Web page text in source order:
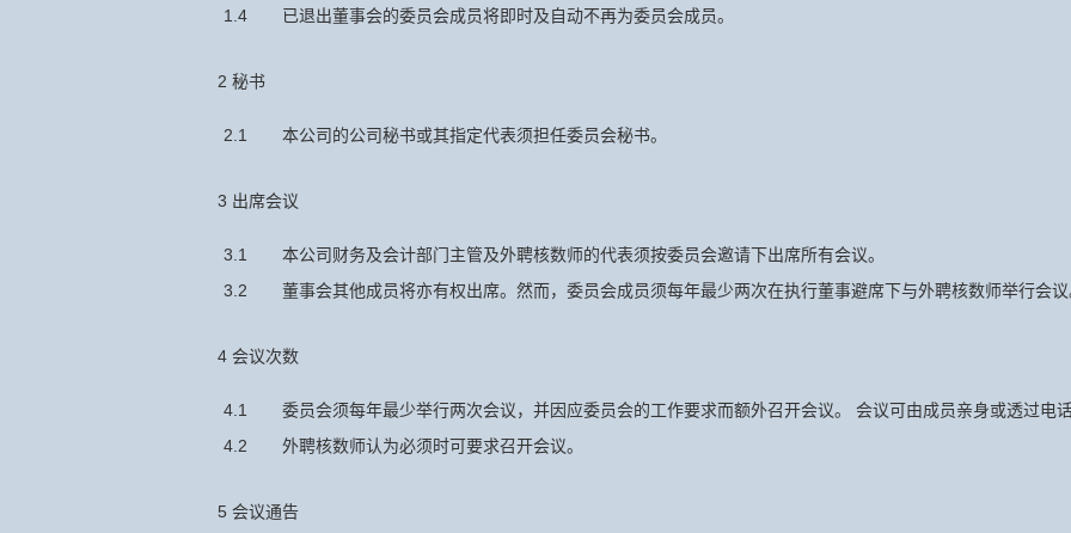
1.4
已退出董事会的委员会成员将即时及自动不再为委员会成员。
2 秘书
2.1 本公司的公司秘书或其指定代表须担任委员会秘书。
3 出席会议
3.1
本公司财务及会计部门主管及外聘核数师的代表须按委员会邀请下出席所有会议。
3.2
董事会其他成员将亦有权出席。然而，委员会成员须每年最少两次在执行董事避席下与外聘核数师举行会议
4 会议次数
4.1
委员会须每年最少举行两次会议，并因应委员会的工作要求而额外召开会议。 会议可由成员亲身或透过电
4.2
外聘核数师认为必须时可要求召开会议。
5 会议通告